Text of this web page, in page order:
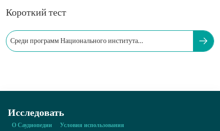
Короткий тест
Среди программ Национального института
Исследовать
О Саудиопедии
Условия использования